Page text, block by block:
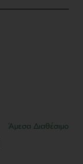
Άμεσα Διαθέσιμο